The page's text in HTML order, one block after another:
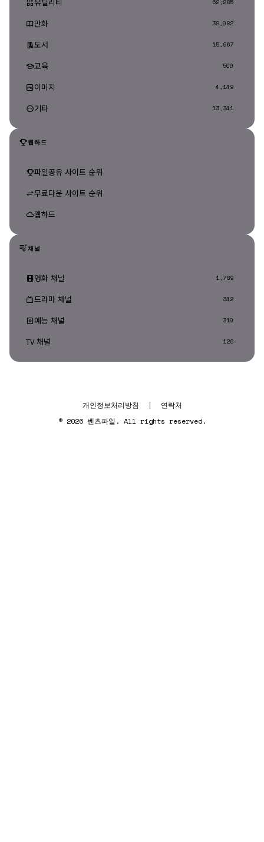
62,285
만화 39,082
도서 15,967
교육 500
이미지 4,149
기타 13,341
웹하드
파일공유 사이트 순위
무료다운 사이트 순위
웹하드
채널
영화 채널 1,789
드라마 채널 342
예능 채널 310
TV 채널 126
개인정보처리방침 |
연락처
© 2026 벤츠파일. All rights reserved.